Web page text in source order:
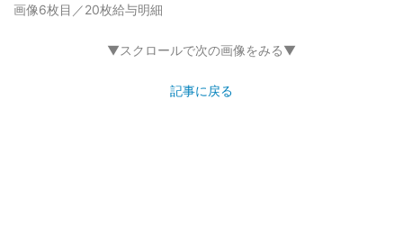
画像6枚目／20枚給与明細
▼スクロールで次の画像をみる▼
記事に戻る